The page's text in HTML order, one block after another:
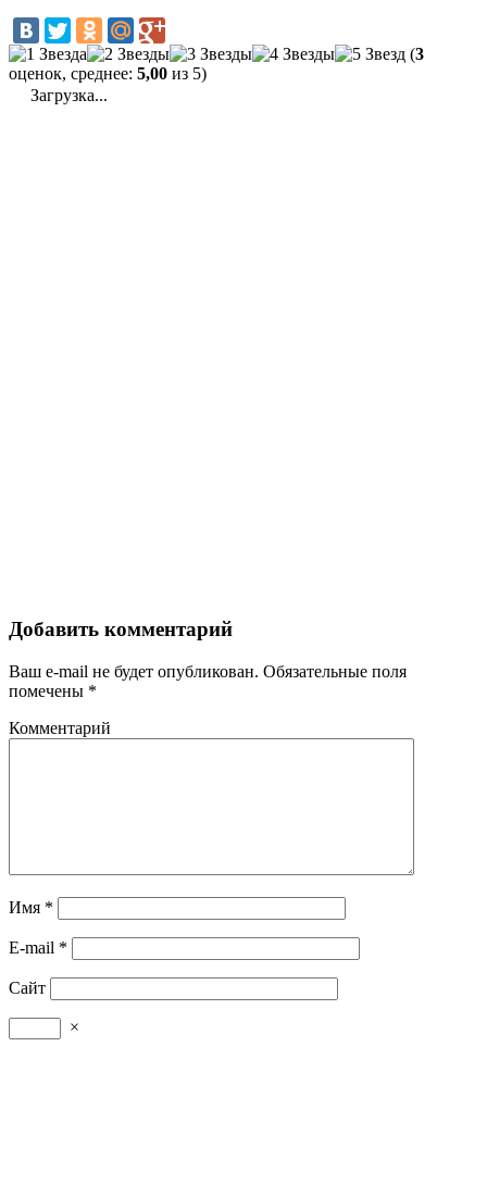
(3
оценок, среднее: 5,00 из 5)
Загрузка...
Добавить комментарий
Ваш e-mail не будет опубликован. Обязательные поля
помечены *
Комментарий
Имя *
E-mail *
Сайт
×